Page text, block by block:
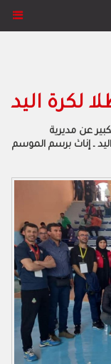
لكرة اليد
عن مديرية
ـ إناث برسم الموسم